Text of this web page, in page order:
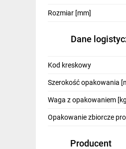
Elektronika
Smart home
Wentylacja i rekuperacja
Rozmiar [mm]
Dane
Kod kreskowy
Szerokość opakowania
Waga z opakowaniem
Opakowanie zbiorcze
Producent